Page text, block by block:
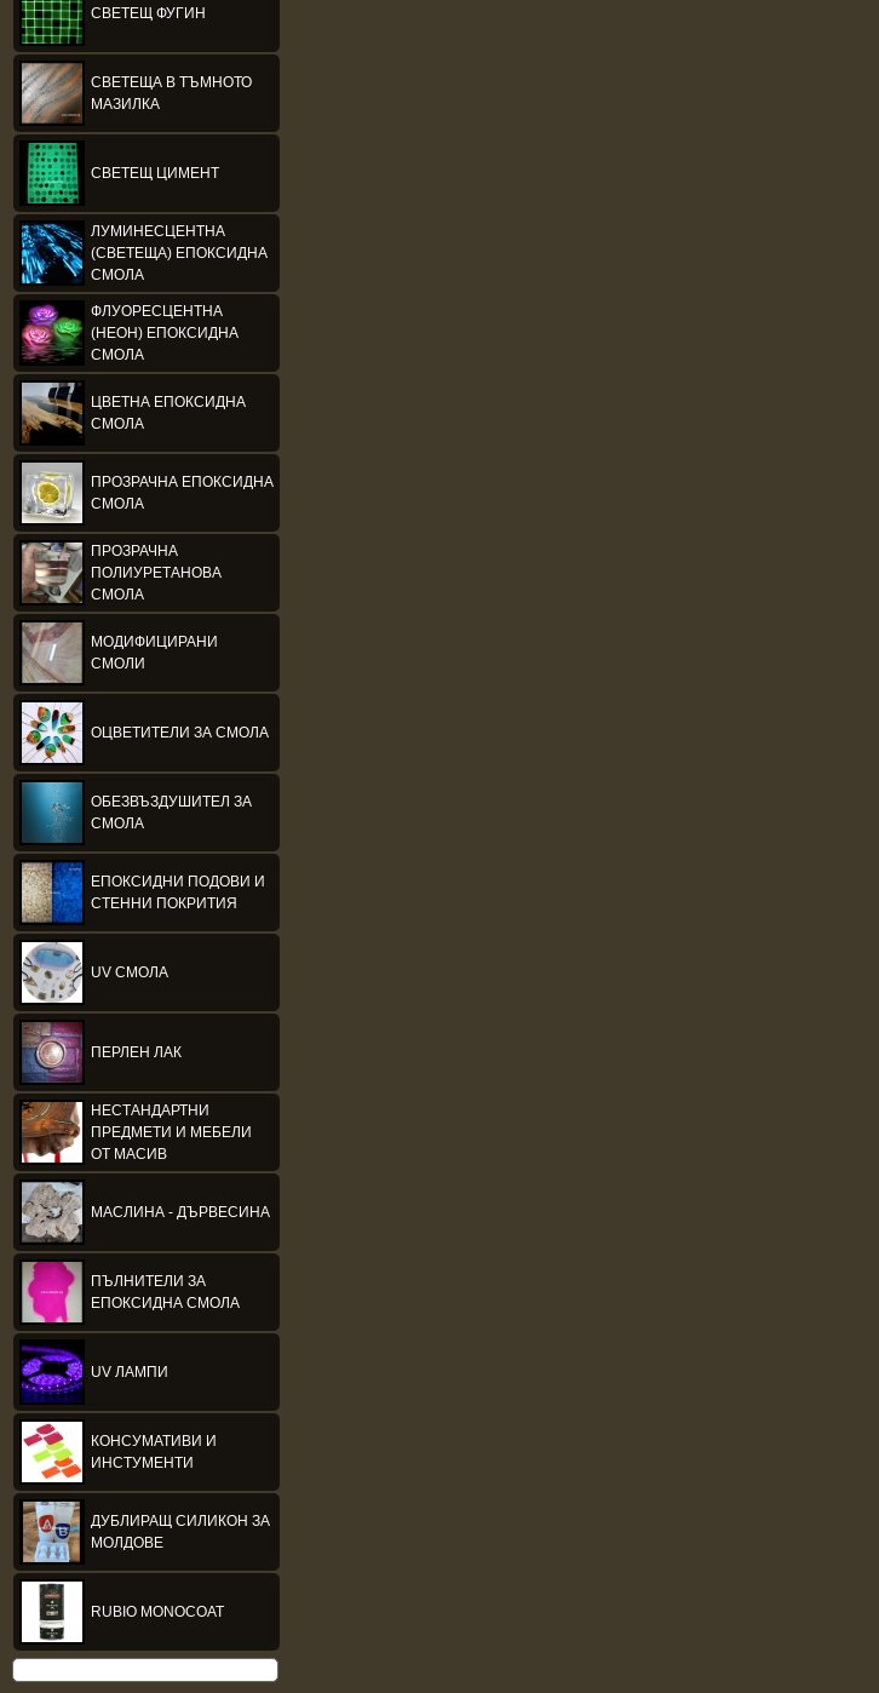
СВЕТЕЩ ФУГИН
СВЕТЕЩА В ТЪМНОТО
МАЗИЛКА
СВЕТЕЩ ЦИМЕНТ
ЛУМИНЕСЦЕНТНА
(СВЕТЕЩА) ЕПОКСИДНА
СМОЛА
ФЛУОРЕСЦЕНТНА
(НЕОН) ЕПОКСИДНА
СМОЛА
ЦВЕТНА ЕПОКСИДНА
СМОЛА
ПРОЗРАЧНА ЕПОКСИДНА
СМОЛА
ПРОЗРАЧНА
ПОЛИУРЕТАНОВА
СМОЛА
МОДИФИЦИРАНИ
СМОЛИ
ОЦВЕТИТЕЛИ ЗА СМОЛА
ОБЕЗВЪЗДУШИТЕЛ ЗА
СМОЛА
ЕПОКСИДНИ ПОДОВИ И
СТЕННИ ПОКРИТИЯ
UV СМОЛА
ПЕРЛЕН ЛАК
НЕСТАНДАРТНИ
ПРЕДМЕТИ И МЕБЕЛИ
ОТ МАСИВ
МАСЛИНА - ДЪРВЕСИНА
ПЪЛНИТЕЛИ ЗА
ЕПОКСИДНА СМОЛА
UV ЛАМПИ
КОНСУМАТИВИ И
ИНСТУМЕНТИ
ДУБЛИРАЩ СИЛИКОН ЗА
МОЛДОВЕ
RUBIO MONOCOAT